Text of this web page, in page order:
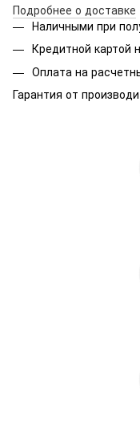
Подробнее о доставке
Наличными при
Кредитной картой
Оплата на
Гарантия от